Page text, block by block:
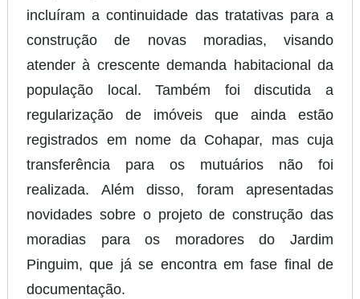
incluíram a continuidade das tratativas para a
construção de novas moradias, visando
atender à crescente demanda habitacional da
população local. Também foi discutida a
regularização de imóveis que ainda estão
registrados em nome da Cohapar, mas cuja
transferência para os mutuários não foi
realizada. Além disso, foram apresentadas
novidades sobre o projeto de construção das
moradias para os moradores do Jardim
Pinguim, que já se encontra em fase final de
documentação.